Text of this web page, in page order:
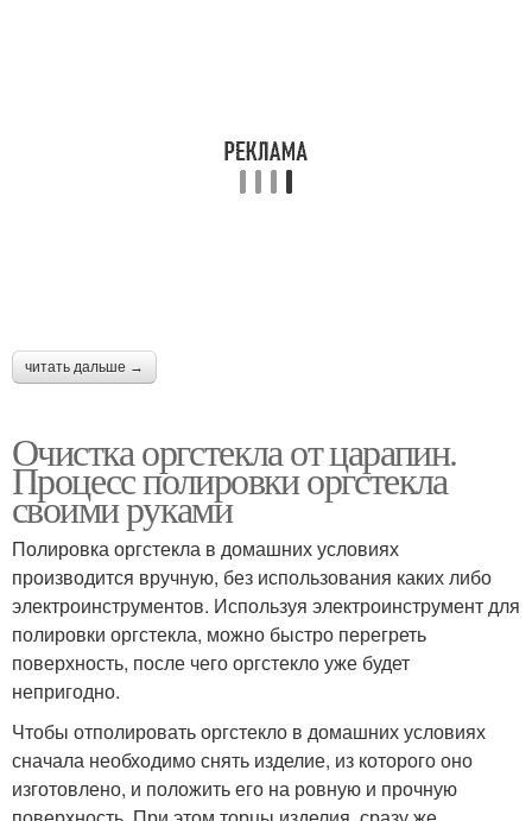
читать дальше →
Очистка оргстекла от царапин.
Процесс полировки оргстекла
своими руками
Полировка оргстекла в домашних условиях
производится вручную, без использования каких либо
электроинструментов. Используя электроинструмент для
полировки оргстекла, можно быстро перегреть
поверхность, после чего оргстекло уже будет
непригодно.
Чтобы отполировать оргстекло в домашних условиях
сначала необходимо снять изделие, из которого оно
изготовлено, и положить его на ровную и прочную